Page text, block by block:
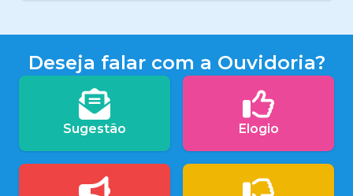
Deseja falar com a Ouvidoria?
Sugestão Elogio